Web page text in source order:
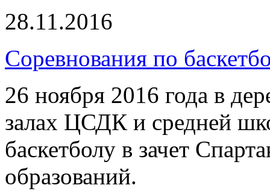
28.11.2016
Соревнования по
26 ноября 2016 года в
залах ЦСДК и средней
баскетболу в зачет
образований.